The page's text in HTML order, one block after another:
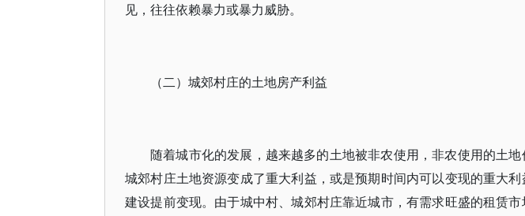
见，往往依赖暴力或暴力威胁。
（二）城郊村庄的土地房产利益
随着城市化的发展，越来越多的土地被非农使用，非农使用的土地
城郊村庄土地资源变成了重大利益，或是预期时间内可以变现的重大
建设提前变现。由于城中村、城郊村庄靠近城市，有需求旺盛的租赁